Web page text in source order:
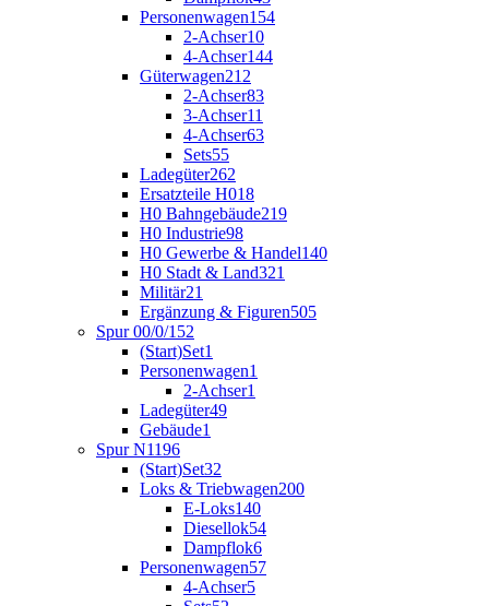
Personenwagen154
2-Achser10
4-Achser144
Güterwagen212
2-Achser83
3-Achser11
4-Achser63
Sets55
Ladegüter262
Ersatzteile H018
H0 Bahngebäude219
H0 Industrie98
H0 Gewerbe & Handel140
H0 Stadt & Land321
Militär21
Ergänzung & Figuren505
Spur 00/0/1 52
(Start)Set1
Personenwagen1
2-Achser1
Ladegüter49
Gebäude1
Spur N1196
(Start)Set32
Loks & Triebwagen200
E-Loks140
Diesellok54
Dampflok6
Personenwagen57
4-Achser5